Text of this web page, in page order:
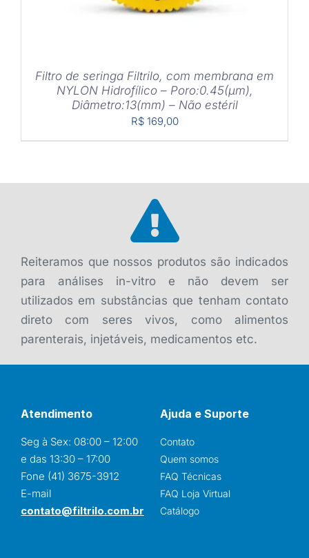
Filtro de seringa Filtrilo, com membrana em
NYLON Hidrofílico – Poro:0.45(μm),
Diâmetro:13(mm) – Não estéril
R$169,00
Reiteramos que nossos produtos são indicados
para análises in-vitro e não devem ser
utilizados em substâncias que tenham contato
direto com seres vivos, como alimentos
parenterais, injetáveis, medicamentos etc.
Atendimento
Seg à Sex: 08:00 – 12:00
e das 13:30 – 17:00
Fone (41) 3675-3912
E-mail
contato@filtrilo.com.br
Ajuda e Suporte
Contato
Quem somos
FAQ Técnicas
FAQ Loja Virtual
Catálogo